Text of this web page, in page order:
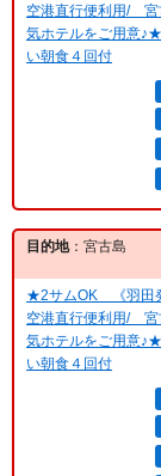
空港直行便利用/ 宮
気ホテルをご用意
い朝食４回付
目的地：宮古島
★2サムOK 《羽田
空港直行便利用/ 宮
気ホテルをご用意
い朝食４回付